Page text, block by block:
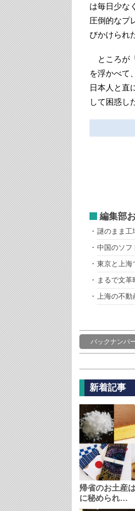
は毎日少な
圧倒的なプ
びかけられ
ところが
を浮かべて
日本人と直
して困惑し
編集部
謎のまま工
中国のソフ
東京と上海
まるで文
上海の不
バックナンバ
新着記事
帰省のお土産
に秘められ…